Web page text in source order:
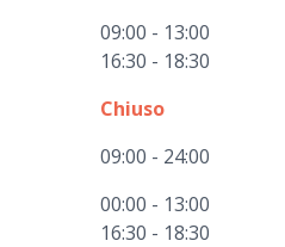
09:00 - 13:00
16:30 - 18:30
Chiuso
09:00 - 24:00
00:00 - 13:00
16:30 - 18:30